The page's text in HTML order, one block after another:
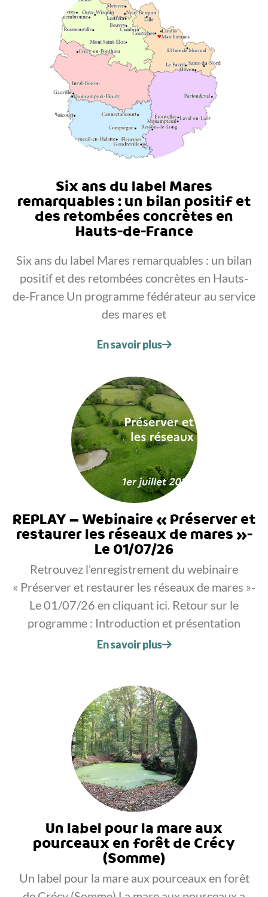
Six ans du label Mares
remarquables : un bilan positif et
des retombées concrètes en
Hauts-de-France
Six ans du label Mares remarquables : un bilan
positif et des retombées concrètes en Hauts-
de-France Un programme fédérateur au service
des mares et
En savoir plus
REPLAY – Webinaire « Préserver et
restaurer les réseaux de mares »-
Le 01/07/26
Retrouvez l’enregistrement du webinaire
« Préserver et restaurer les réseaux de mares »-
Le 01/07/26 en cliquant ici. Retour sur le
programme : Introduction et présentation
En savoir plus
Un label pour la mare aux
pourceaux en forêt de Crécy
(Somme)
Un label pour la mare aux pourceaux en forêt